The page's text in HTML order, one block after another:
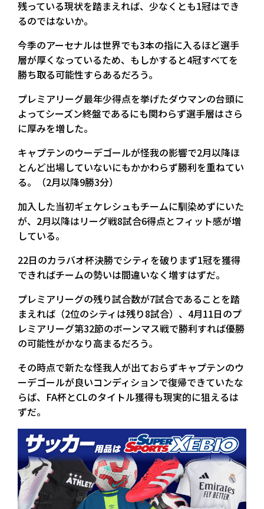
残っている現状を踏まえれば、少なくとも1冠はでき
るのではないか。
今季のアーセナルは世界でも3本の指に入るほど選手
層が厚くなっているため、もしかすると4冠すべてを
勝ち取る可能性すらあるだろう。
プレミアリーグ最年少得点を挙げたダウマンの台頭に
よってシーズン終盤であるにも関わらず選手層はさら
に厚みを増した。
キャプテンのウーデゴールが怪我の影響で2月以降ほ
とんど出場していないにもかかわらず勝利を重ねてい
る。（2月以降9勝3分）
加入した当初ギェケレシュもチームに馴染めずにいた
が、2月以降はリーグ戦8試合6得点とフィット感が増
している。
22日のカラバオ杯決勝でシティを破りまず1冠を獲得
できればチームの勢いは間違いなく増すはずだ。
プレミアリーグの残り試合数が7試合であることを踏
まえれば（2位のシティは残り8試合）、4月11日のプ
レミアリーグ第32節のボーンマス戦で勝利すれば優勝
の可能性がかなり高まるだろう。
その時点で新たな怪我人が出ておらずキャプテンのウ
ーデゴールが良いコンディションで復帰できていたな
らば、FA杯とCLのタイトル獲得も現実的に狙えるは
ずだ。